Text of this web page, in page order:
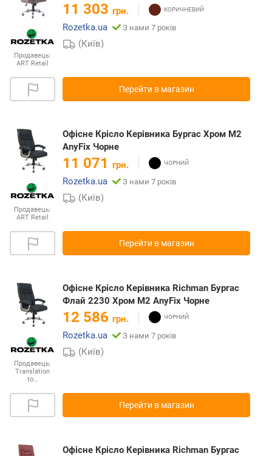
Продавець:
ART Retail
11 303 грн.
Rozetka.ua
З нами 7 років
(Київ)
Перейти в магазин
Продавець:
ART Retail
Офісне Крісло Керівника Бургас Хром М2
AnyFix Чорне
11 071 грн.
Rozetka.ua
З нами 7 років
(Київ)
Перейти в магазин
Продавець:
Translation
to…
Офісне Крісло Керівника Richman Бургас
Флай 2230 Хром М2 AnyFix Чорне
12 586 грн.
Rozetka.ua
З нами 7 років
(Київ)
Перейти в магазин
Офісне Крісло Керівника Richman Бургас